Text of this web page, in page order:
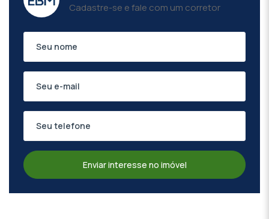
Cadastre-se e fale com um corretor
Enviar interesse no imóvel